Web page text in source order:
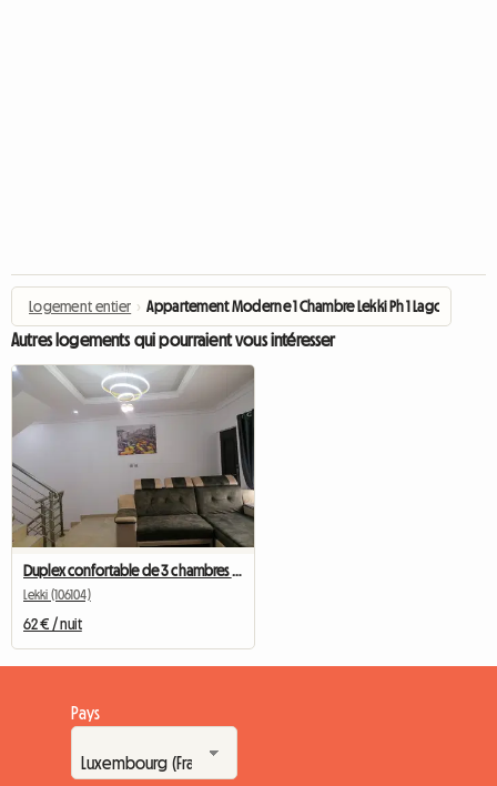
Logement entier › Appartement Moderne 1 Chambre Lekki Ph 1 Lagos
Autres logements qui pourraient vous intéresser
Lekki (106104)
62 € / nuit
Pays